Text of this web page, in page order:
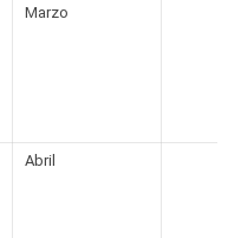
Marzo
Abril